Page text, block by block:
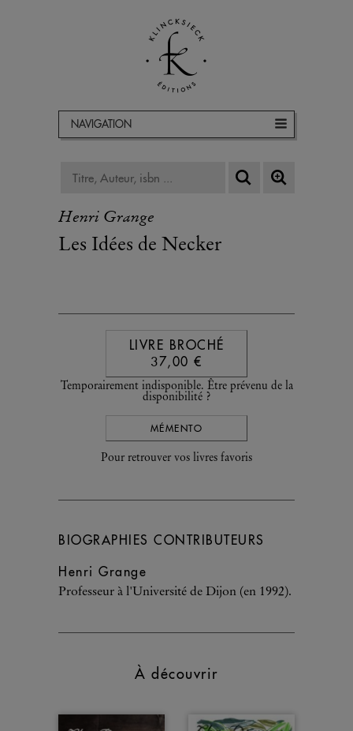
NAVIGATION
Henri Grange
Les Idées de Necker
LIVRE BROCHÉ
37,00 €
Temporairement indisponible. Être prévenu de la
disponibilité ?
MÉMENTO
Pour retrouver vos livres favoris
BIOGRAPHIES CONTRIBUTEURS
Henri Grange
Professeur à l'Université de Dijon (en 1992).
À découvrir